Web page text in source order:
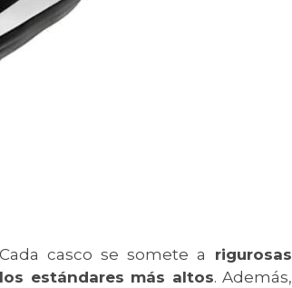
casco se somete a rigurosas
estándares más altos. Además,